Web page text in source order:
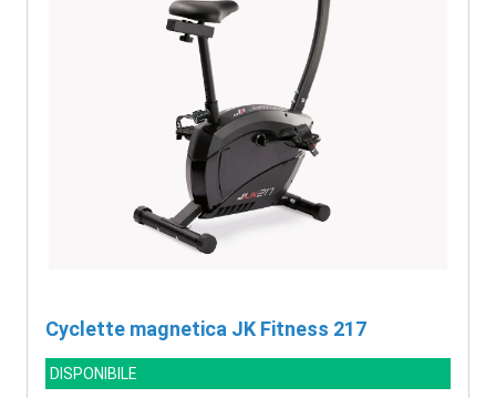
Cyclette magnetica JK Fitness 217
DISPONIBILE